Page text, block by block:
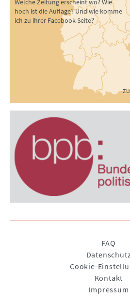
Welche Zeitung erscheint wo? Wie
hoch ist die Auflage? Und wie komme
ich zu ihrer Facebook-Seite?
FAQ
Cookie-
Kontakt
Impressum